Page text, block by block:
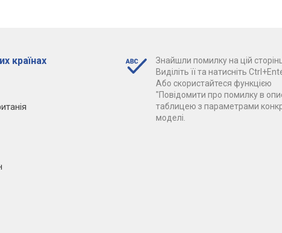
країнах
Знайшли помилку на цій
Виділіть її та натисніть
Або скористайтеся функцією
"Повідомити про помилку в
таблицею з параметрами
моделі.